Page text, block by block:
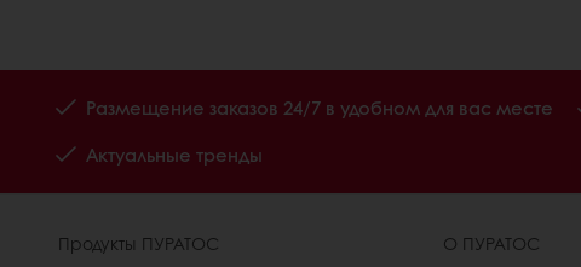
Размещение заказов 24/7 в удобном для вас месте
Актуальные тренды
Продукты ПУРАТОС
О ПУРАТОС